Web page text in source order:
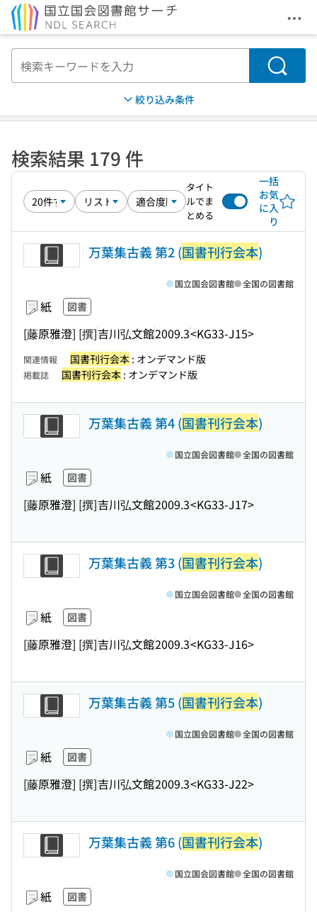
メ
検索
絞り込み条件
検索結果 179 件
タイト
ルでま
とめる
一括
お気
に入
り
万葉集古義 第2 (国書刊行会本)
紙 図書
[藤原雅澄] [撰]吉川弘文館2009.3<KG33-J15>
国立国会図書館 全国の図書館
関連情報 国書刊行会本 : オンデマンド版
掲載誌 国書刊行会本 : オンデマンド版
万葉集古義 第4 (国書刊行会本)
紙 図書
[藤原雅澄] [撰]吉川弘文館2009.3<KG33-J17>
国立国会図書館 全国の図書館
万葉集古義 第3 (国書刊行会本)
紙 図書
[藤原雅澄] [撰]吉川弘文館2009.3<KG33-J16>
国立国会図書館 全国の図書館
万葉集古義 第5 (国書刊行会本)
紙 図書
[藤原雅澄] [撰]吉川弘文館2009.3<KG33-J22>
国立国会図書館 全国の図書館
万葉集古義 第6 (国書刊行会本)
紙 図書
国立国会図書館 全国の図書館